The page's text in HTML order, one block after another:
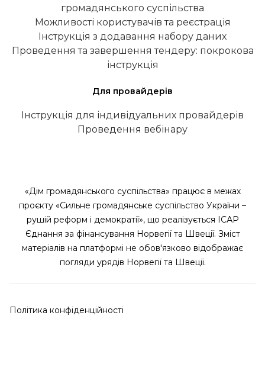
громадянського суспільства
Можливості користувачів та реєстрація
Інструкція з додавання набору даних
Проведення та завершення тендеру: покрокова
інструкція
Для провайдерів
Інструкція для індивідуальних провайдерів
Проведення вебінару
«Дім громадянського суспільства» працює в межах
проєкту «Сильне громадянське суспільство України –
рушій реформ і демократії», що реалізується ІСАР
Єднання за фінансування Норвегії та Швеції. Зміст
матеріалів на платформі не обов'язково відображає
погляди урядів Норвегії та Швеції.
Політика конфіденційності